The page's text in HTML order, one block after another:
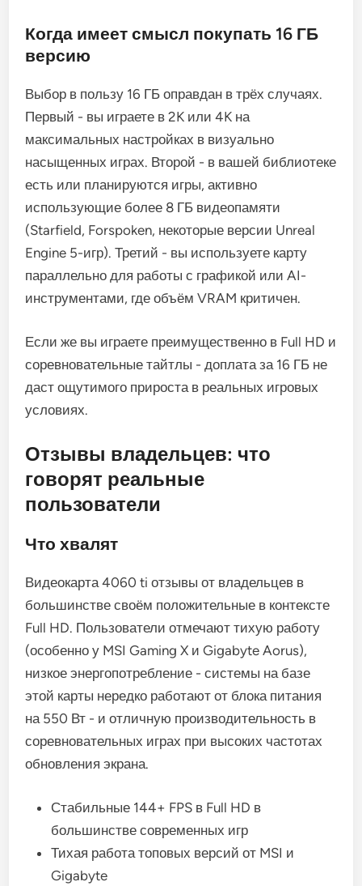
Когда имеет смысл покупать 16 ГБ
версию
Выбор в пользу 16 ГБ оправдан в трёх случаях.
Первый - вы играете в 2K или 4K на
максимальных настройках в визуально
насыщенных играх. Второй - в вашей библиотеке
есть или планируются игры, активно
использующие более 8 ГБ видеопамяти
(Starfield, Forspoken, некоторые версии Unreal
Engine 5-игр). Третий - вы используете карту
параллельно для работы с графикой или AI-
инструментами, где объём VRAM критичен.
Если же вы играете преимущественно в Full HD и
соревновательные тайтлы - доплата за 16 ГБ не
даст ощутимого прироста в реальных игровых
условиях.
Отзывы владельцев: что
говорят реальные
пользователи
Что хвалят
Видеокарта 4060 ti отзывы от владельцев в
большинстве своём положительные в контексте
Full HD. Пользователи отмечают тихую работу
(особенно у MSI Gaming X и Gigabyte Aorus),
низкое энергопотребление - системы на базе
этой карты нередко работают от блока питания
на 550 Вт - и отличную производительность в
соревновательных играх при высоких частотах
обновления экрана.
Стабильные 144+ FPS в Full HD в
большинстве современных игр
Тихая работа топовых версий от MSI и
Gigabyte